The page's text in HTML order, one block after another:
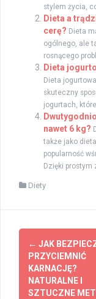
stylem życia,
Dieta a
cerę? Dieta
ogólnego, ale
rosnącego
Dieta
Dieta
skuteczny
jogurtach,
nawet 6 kg?
także jako
popularność
Dzięki prostym
Diety
Zobacz
wpisy
← JAK
PRZYCIEMNIĆ
KARNACJĘ?
NATURALNE I
SZTUCZNE